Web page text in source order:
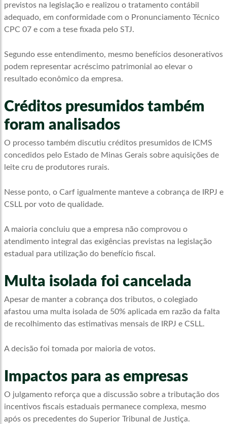
previstos na legislação e realizou o tratamento contábil
adequado, em conformidade com o Pronunciamento Técnico
CPC 07 e com a tese fixada pelo STJ.
Segundo esse entendimento, mesmo benefícios desonerativos
podem representar acréscimo patrimonial ao elevar o
resultado econômico da empresa.
Créditos presumidos também
foram analisados
O processo também discutiu créditos presumidos de ICMS
concedidos pelo Estado de Minas Gerais sobre aquisições de
leite cru de produtores rurais.
Nesse ponto, o Carf igualmente manteve a cobrança de IRPJ e
CSLL por voto de qualidade.
A maioria concluiu que a empresa não comprovou o
atendimento integral das exigências previstas na legislação
estadual para utilização do benefício fiscal.
Multa isolada foi cancelada
Apesar de manter a cobrança dos tributos, o colegiado
afastou uma multa isolada de 50% aplicada em razão da falta
de recolhimento das estimativas mensais de IRPJ e CSLL.
A decisão foi tomada por maioria de votos.
Impactos para as empresas
O julgamento reforça que a discussão sobre a tributação dos
incentivos fiscais estaduais permanece complexa, mesmo
após os precedentes do Superior Tribunal de Justiça.